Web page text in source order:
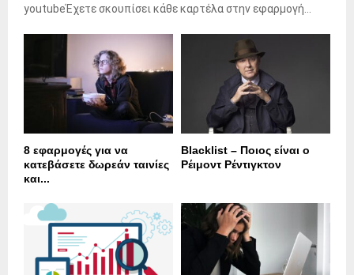
youtubeΈχετε σκουπίσει κάθε καρτέλα στην εφαρμογή...
8 εφαρμογές για να
κατεβάσετε δωρεάν ταινίες
και...
Blacklist – Ποιος είναι ο
Ρέιμοντ Ρέντιγκτον